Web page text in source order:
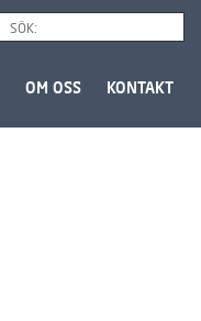
OM OSS KONTAKT